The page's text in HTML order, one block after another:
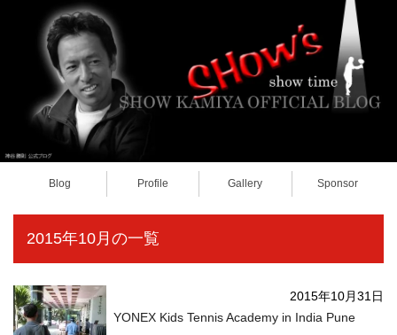
Blog Profile Gallery Sponsor
2015年10月の一覧
2015年10月31日
YONEX Kids Tennis Academy in India Pune